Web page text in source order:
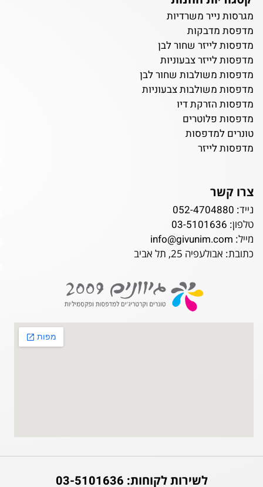
מגרסות נייר משרדיות
מדפסת מדבקות
מדפסות לייזר שחור לבן
מדפסות לייזר צבעוניות
מדפסות משולבות שחור לבן
מדפסות משולבות צבעוניות
מדפסות הזרקת דיו
מדפסות פלוטרים
טונרים למדפסות
מדפסות לייזר
צרו קשר
נייד: 052-4704880
טלפון: 03-5101636
מייל: info@givunim.com
כתובת: אבולעפיה 25, תל אביב
לשירות לקוחות: 03-5101636